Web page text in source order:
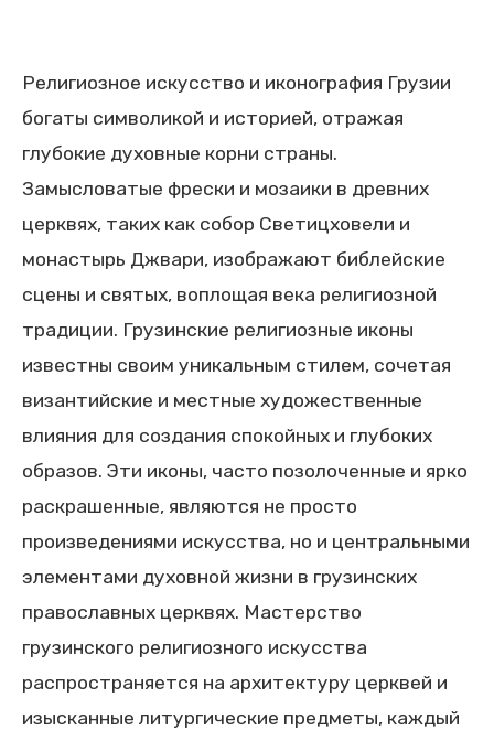
Религиозное искусство и иконография Грузии
богаты символикой и историей, отражая
глубокие духовные корни страны.
Замысловатые фрески и мозаики в древних
церквях, таких как собор Светицховели и
монастырь Джвари, изображают библейские
сцены и святых, воплощая века религиозной
традиции. Грузинские религиозные иконы
известны своим уникальным стилем, сочетая
византийские и местные художественные
влияния для создания спокойных и глубоких
образов. Эти иконы, часто позолоченные и ярко
раскрашенные, являются не просто
произведениями искусства, но и центральными
элементами духовной жизни в грузинских
православных церквях. Мастерство
грузинского религиозного искусства
распространяется на архитектуру церквей и
изысканные литургические предметы, каждый